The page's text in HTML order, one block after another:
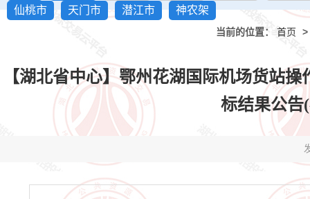
仙桃市
天门市 潜江市 神农架
当前的位置： 首页 >
【湖北省中心】鄂州花湖国际机场货站
标结果公告